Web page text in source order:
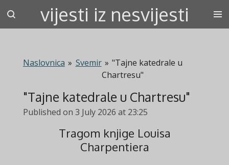
Skip
vijesti iz nesvijesti
Naslovnica » Svemir » "Tajne katedrale u
Chartresu"
"Tajne katedrale u Chartresu"
Published on 3 July 2026 at 23:25
Tragom knjige Louisa
Charpentiera